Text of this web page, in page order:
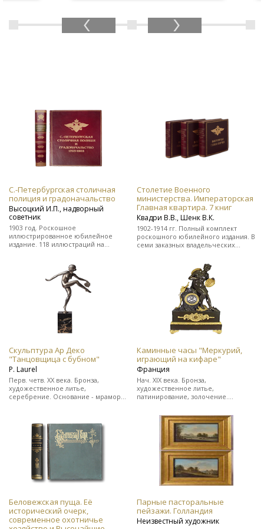
С.-Петербургская столичная
полиция и градоначальство
Высоцкий И.П., надворный
советник
1903 год. Роскошное
иллюстрированное юбилейное
издание. 118 иллюстраций на
цельнокожаном переплете.
Столетие Военного
министерства. Императорская
Главная квартира. 7 книг
Квадри В.В., Шенк В.К.
1902-1914 гг. Полный комплект
роскошного юбилейного издания. В
семи заказных владельческих
Скульптура Ар Деко
"Танцовщица с бубном"
Р. Laurel
Перв. четв. ХХ века. Бронза,
художественное литье,
серебрение. Основание - мрамор.
мастерской.
Каминные часы "Меркурий,
играющий на кифаре"
Франция
Нач. XIX века. Бронза,
художественное литье,
патинирование, золочение.
В прекрасном состоянии.
Беловежская пуща. Её
исторический очерк,
современное охотничье
Парные пасторальные
пейзажи. Голландия
Неизвестный художник